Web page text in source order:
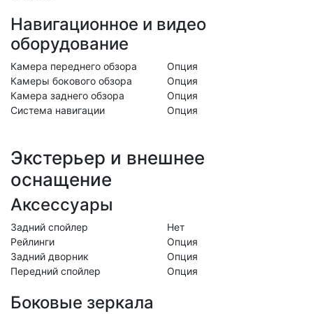
Навигационное и видео
оборудование
Камера переднего обзора
Опция
Камеры бокового обзора
Опция
Камера заднего обзора
Опция
Система навигации
Опция
Экстерьер и внешнее
оснащение
Аксессуары
Задний спойлер
Нет
Рейлинги
Опция
Задний дворник
Опция
Передний спойлер
Опция
Боковые зеркала